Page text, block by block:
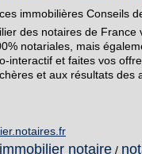
immobilières Conseils
des notaires de France
notariales, mais
interactif et faites vos
et aux résultats des
notaire /